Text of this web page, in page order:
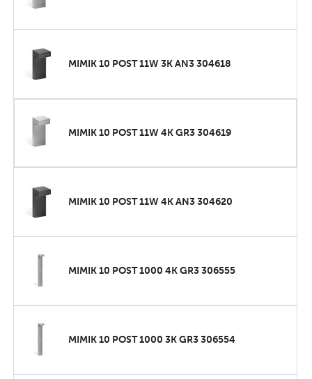
MIMIK 10 POST 11W 3K AN3 304618
MIMIK 10 POST 11W 4K GR3 304619
MIMIK 10 POST 11W 4K AN3 304620
MIMIK 10 POST 1000 4K GR3 306555
MIMIK 10 POST 1000 3K GR3 306554